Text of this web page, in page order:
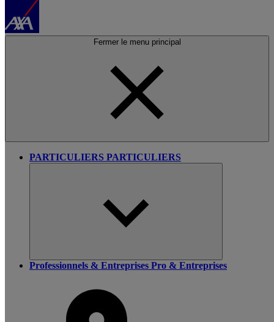
Fermer le menu principal
PARTICULIERS PARTICULIERS
Professionnels & Entreprises Pro & Entreprises